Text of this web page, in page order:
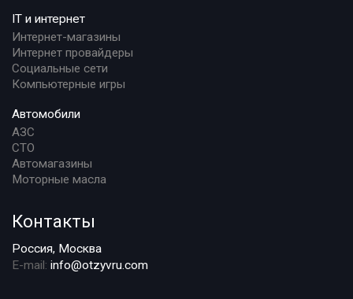
IT и интернет
Интернет-магазины
Интернет провайдеры
Социальные сети
Компьютерные игры
Автомобили
АЗС
СТО
Автомагазины
Моторные масла
Контакты
Россия, Москва
E-mail: info@otzyvru.com